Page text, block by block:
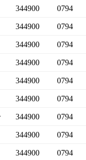
344900 0794
344900 0794
344900 0794
344900 0794
344900 0794
344900 0794
344900 0794
344900 0794
344900 0794